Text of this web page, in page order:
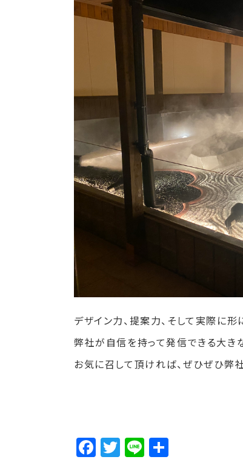
デザイン力、提案力、そして実際に
弊社が自信を持って発信できる大き
お気に召して頂ければ、ぜひぜひ弊
Facebook
Twitter
Line